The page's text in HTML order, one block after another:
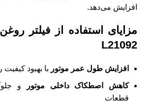
افزایش می‌دهد.
L21092
افزایش طول عمر موتور با بهبود کیفیت
کاهش اصطکاک داخلی موتور
و
قطعات